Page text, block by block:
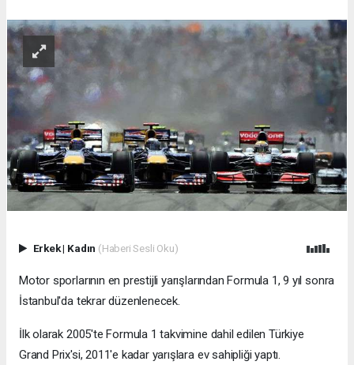
Erkek| Kadın (Haberi Sesli Oku)
Motor sporlarının en prestijli yarışlarından Formula 1, 9 yıl sonra
İstanbul'da tekrar düzenlenecek.
İlk olarak 2005'te Formula 1 takvimine dahil edilen Türkiye
Grand Prix'si, 2011'e kadar yarışlara ev sahipliği yaptı.